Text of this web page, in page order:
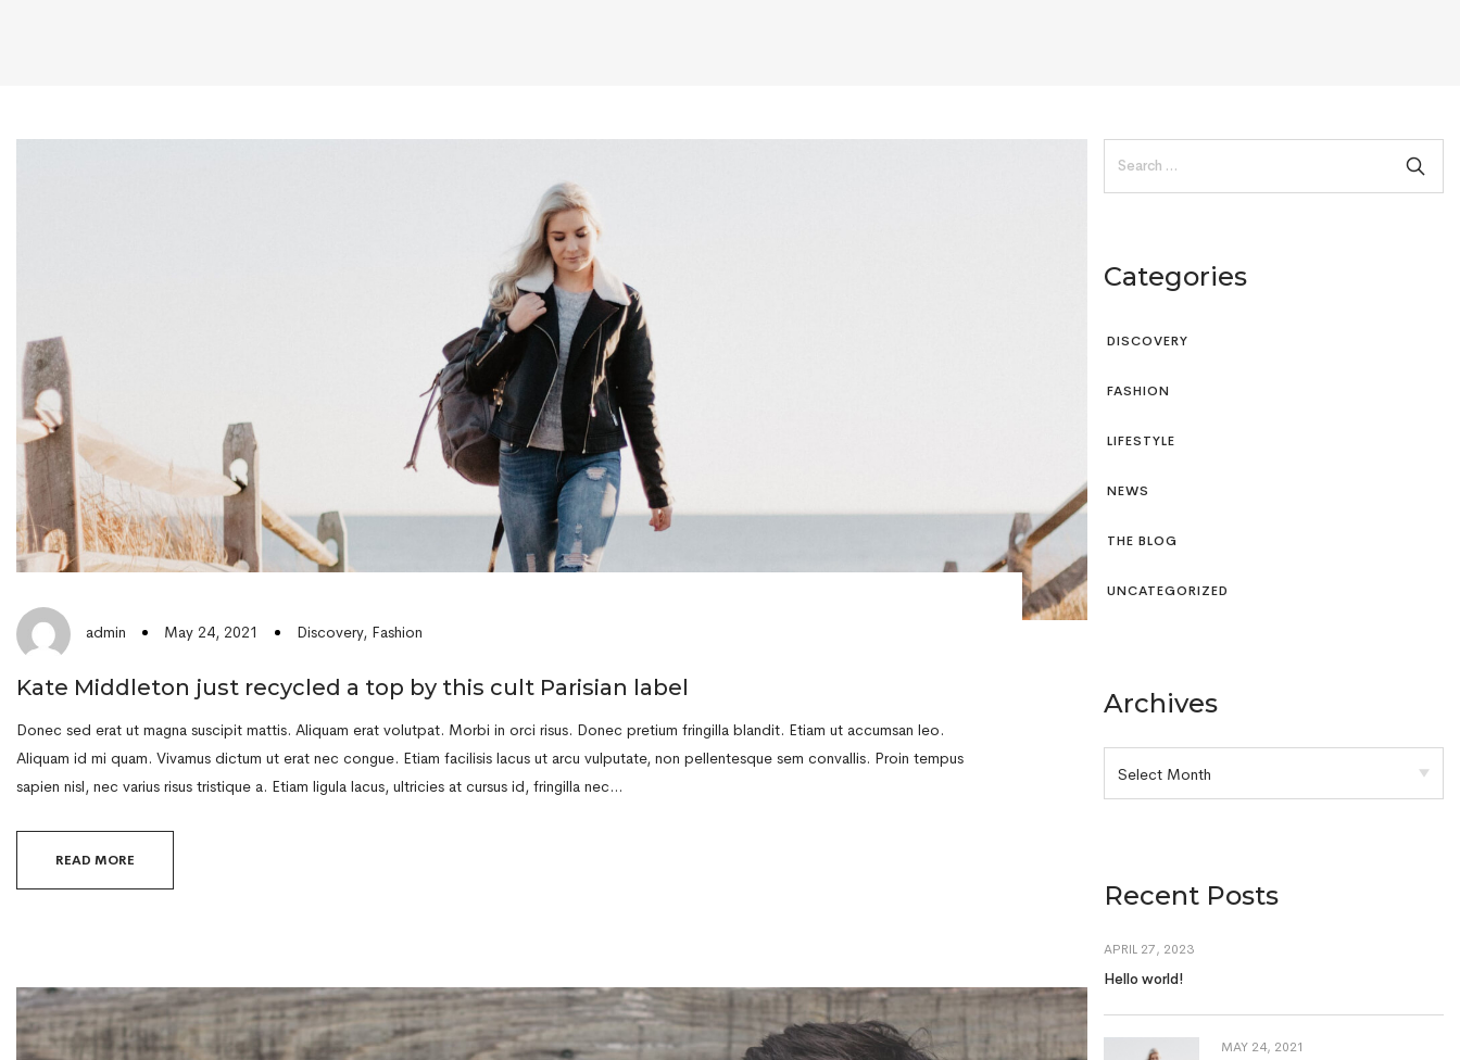
admin May 24, 2021 Discovery, Fashion
Kate Middleton just recycled a top by this cult Parisian label
Donec sed erat ut magna suscipit mattis. Aliquam erat volutpat. Morbi in orci risus. Donec pretium fringilla blandit. Etiam ut accumsan leo.
Aliquam id mi quam. Vivamus dictum ut erat nec congue. Etiam facilisis lacus ut arcu vulputate, non pellentesque sem convallis. Proin tempus
sapien nisl, nec varius risus tristique a. Etiam ligula lacus, ultricies at cursus id, fringilla nec…
READ MORE
Categories
DISCOVERY
FASHION
LIFESTYLE
NEWS
THE BLOG
UNCATEGORIZED
Archives
Recent Posts
APRIL 27, 2023
Hello world!
MAY 24, 2021